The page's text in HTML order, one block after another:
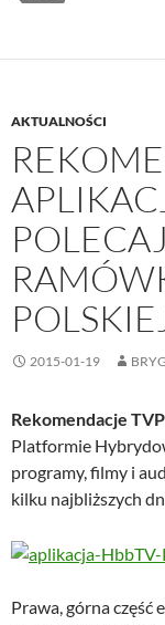
AKTUALNOŚCI
2015-01-19
Rekomendacje TVP
Platformie
programy, filmy i
kilku najbliższych
Prawa, górna część